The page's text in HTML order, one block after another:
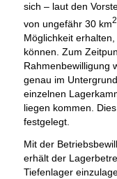
sich – laut den
von ungefähr 30 km2
Möglichkeit
können. Zum
Rahmenbewilligung
genau im
einzelnen
liegen kommen.
festgelegt.
Mit der
erhält der
Tiefenlager